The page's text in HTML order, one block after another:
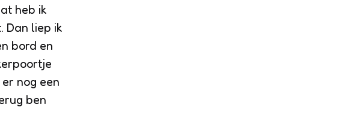
heb ik
Dan liep ik
bord en
nog een
ben